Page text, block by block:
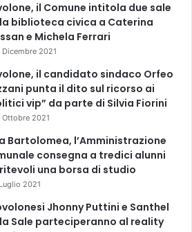
il Comune intitola due sale
biblioteca civica a Caterina
e Michela Ferrari
Dicembre 2021
il candidato sindaco Orfeo
punta il dito sul ricorso ai
vip” da parte di Silvia Fiorini
Ottobre 2021
Bartolomea, l’Amministrazione
consegna a tredici alunni
una borsa di studio
2021
Jhonny Puttini e Santhel
Sale parteciperanno al reality